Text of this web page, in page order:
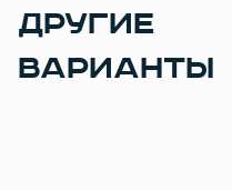
ДРУГИЕ
ВАРИАНТЫ